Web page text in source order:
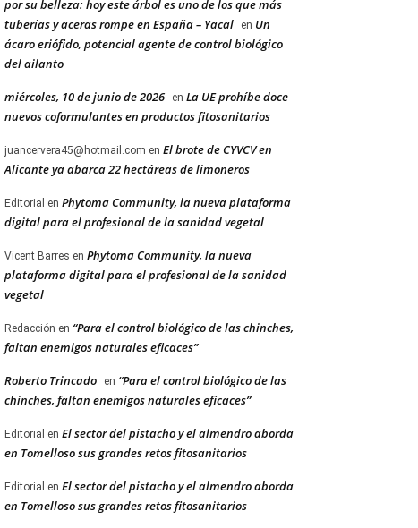
por su belleza: hoy este árbol es uno de los que más
tuberías y aceras rompe en España – Yacal
en Un
ácaro eriófido, potencial agente de control biológico
del ailanto
miércoles, 10 de junio de 2026 en La UE prohíbe doce
nuevos coformulantes en productos fitosanitarios
juancervera45@hotmail.com en El brote de CYVCV en
Alicante ya abarca 22 hectáreas de limoneros
Editorial en Phytoma Community, la nueva plataforma
digital para el profesional de la sanidad vegetal
Vicent Barres en Phytoma Community, la nueva
plataforma digital para el profesional de la sanidad
vegetal
Redacción en “Para el control biológico de las chinches,
faltan enemigos naturales eficaces”
Roberto Trincado en “Para el control biológico de las
chinches, faltan enemigos naturales eficaces”
Editorial en El sector del pistacho y el almendro aborda
en Tomelloso sus grandes retos fitosanitarios
Editorial en El sector del pistacho y el almendro aborda
en Tomelloso sus grandes retos fitosanitarios